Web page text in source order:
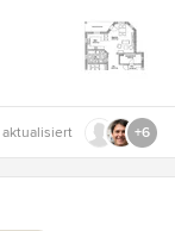
aktualisiert +6